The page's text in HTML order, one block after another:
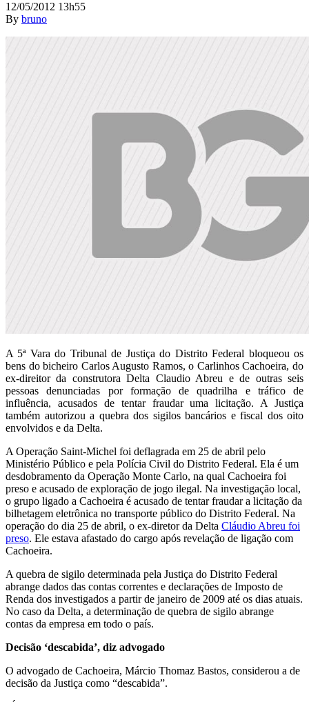
12/05/2012 13h55
By bruno
A 5ª Vara do Tribunal de Justiça do Distrito Federal bloqueou os
bens do bicheiro Carlos Augusto Ramos, o Carlinhos Cachoeira, do
ex-direitor da construtora Delta Claudio Abreu e de outras seis
pessoas denunciadas por formação de quadrilha e tráfico de
influência, acusados de tentar fraudar uma licitação. A Justiça
também autorizou a quebra dos sigilos bancários e fiscal dos oito
envolvidos e da Delta.
A Operação Saint-Michel foi deflagrada em 25 de abril pelo
Ministério Público e pela Polícia Civil do Distrito Federal. Ela é um
desdobramento da Operação Monte Carlo, na qual Cachoeira foi
preso e acusado de exploração de jogo ilegal. Na investigação local,
o grupo ligado a Cachoeira é acusado de tentar fraudar a licitação da
bilhetagem eletrônica no transporte público do Distrito Federal. Na
operação do dia 25 de abril, o ex-diretor da Delta Cláudio Abreu foi
preso. Ele estava afastado do cargo após revelação de ligação com
Cachoeira.
A quebra de sigilo determinada pela Justiça do Distrito Federal
abrange dados das contas correntes e declarações de Imposto de
Renda dos investigados a partir de janeiro de 2009 até os dias atuais.
No caso da Delta, a determinação de quebra de sigilo abrange
contas da empresa em todo o país.
Decisão ‘descabida’, diz advogado
O advogado de Cachoeira, Márcio Thomaz Bastos, considerou a de
decisão da Justiça como “descabida”.